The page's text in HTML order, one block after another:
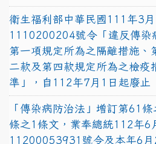
衛生福利部中華民國111年3
1110200204號令「違反傳染
第一項規定所為之隔離措施、
二款及第四款規定所為之檢疫
準」，自112年7月1日起廢止
「傳染病防治法」增訂第61
條之1條文，業奉總統112年6
11200053931號令及本年6月